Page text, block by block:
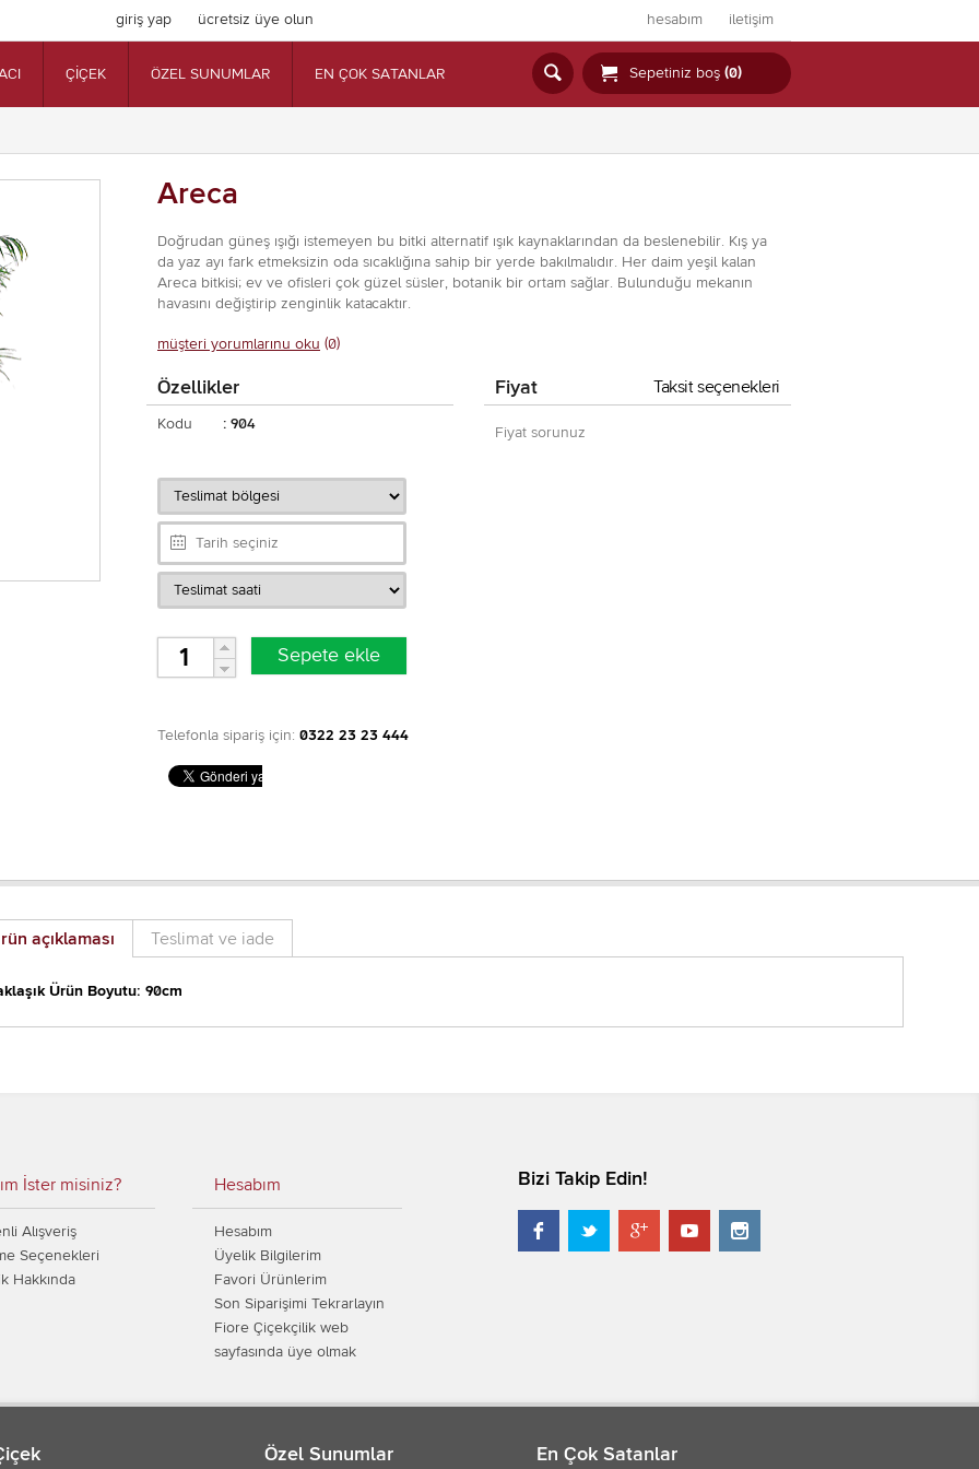
giriş yap ücretsiz üye olun hesabım iletişim
ÇİÇEK ÖZEL SUNUMLAR EN ÇOK SATANLAR   Sepetiniz boş (0)
Areca
Doğrudan güneş ışığı istemeyen bu bitki alternatif ışık kaynaklarından da beslenebilir. Kış ya
da yaz ayı fark etmeksizin oda sıcaklığına sahip bir yerde bakılmalıdır. Her daim yeşil kalan
Areca bitkisi; ev ve ofisleri çok güzel süsler, botanik bir ortam sağlar. Bulunduğu mekanın
havasını değiştirip zenginlik katacaktır.
müşteri yorumlarınu oku (0)
Özellikler
Kodu : 904
Taksit seçenekleri
Fiyat
Fiyat sorunuz
Telefonla sipariş için: 0322 23 23 444
açıklaması Teslimat ve iade
Ürün Boyutu: 90cm
İster misiniz?
Alışveriş
Seçenekleri
Hakkında
Hesabım
Hesabım
Üyelik Bilgilerim
Favori Ürünlerim
Son Siparişimi Tekrarlayın
Fiore Çiçekçilik web
sayfasında üye olmak
Bizi Takip Edin!
    
Özel Sunumlar En Çok Satanlar